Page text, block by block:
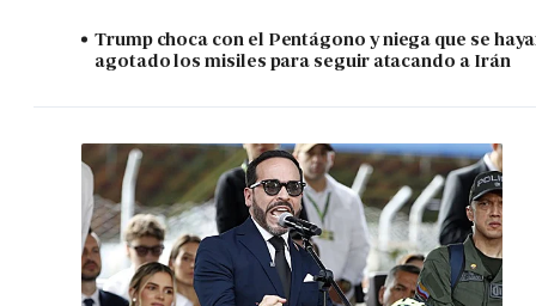
Trump choca con el Pentágono y niega que se
agotado los misiles para seguir atacando a Irán